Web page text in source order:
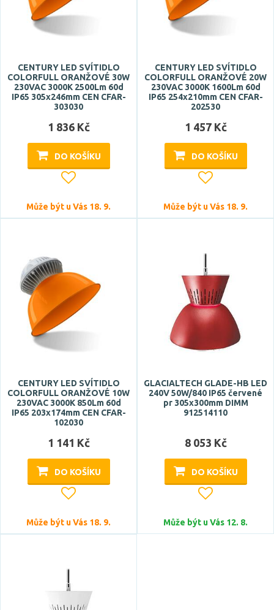
Šířka
Délka
CENTURY LED SVÍTIDLO
COLORFULL ORANŽOVÉ 30W
230VAC 3000K 2500Lm 60d
IP65 305x246mm CEN CFAR-
303030
1 836 Kč
DO KOŠÍKU
Může být u Vás 18. 9.
CENTURY LED SVÍTIDLO
COLORFULL ORANŽOVÉ 20W
230VAC 3000K 1600Lm 60d
IP65 254x210mm CEN CFAR-
202530
1 457 Kč
DO KOŠÍKU
Může být u Vás 18. 9.
CENTURY LED SVÍTIDLO
COLORFULL ORANŽOVÉ 10W
230VAC 3000K 850Lm 60d
IP65 203x174mm CEN CFAR-
102030
1 141 Kč
DO KOŠÍKU
Může být u Vás 18. 9.
GLACIALTECH GLADE-HB LED
240V 50W/840 IP65 červené
pr 305x300mm DIMM
912514110
8 053 Kč
DO KOŠÍKU
Může být u Vás 12. 8.